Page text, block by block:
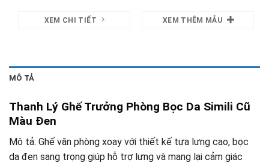
XEM CHI TIẾT XEM THÊM MẪU
MÔ TẢ
Thanh Lý Ghế Trưởng Phòng Bọc Da Simili Cũ
Màu Đen
Mô tả: Ghế văn phòng xoay với thiết kế tựa lưng cao, bọc
da đen sang trọng giúp hỗ trợ lưng và mang lại cảm giác